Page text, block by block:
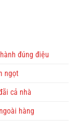
đúng điệu
ngọt
cả nhà
hàng